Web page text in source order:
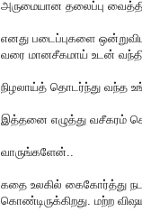
அருமையான தலைப்பு
எனது படைப்புகளை
வரை மானசீகமாய் உடன்
நிழலாய்த் தொடர்ந்து வந்த
இத்தனை எழுத்து வசீகரம்
வாருங்களேன்..
கதை உலகில் கைகோர்த்து
கொண்டிருக்கிறது. மற்ற